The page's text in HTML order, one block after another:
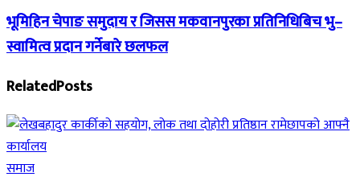
भूमिहिन चेपाङ समुदाय र जिसस मकवानपुरका प्रतिनिधिबिच भु–
स्वामित्व प्रदान गर्नेबारे छलफल
RelatedPosts
समाज